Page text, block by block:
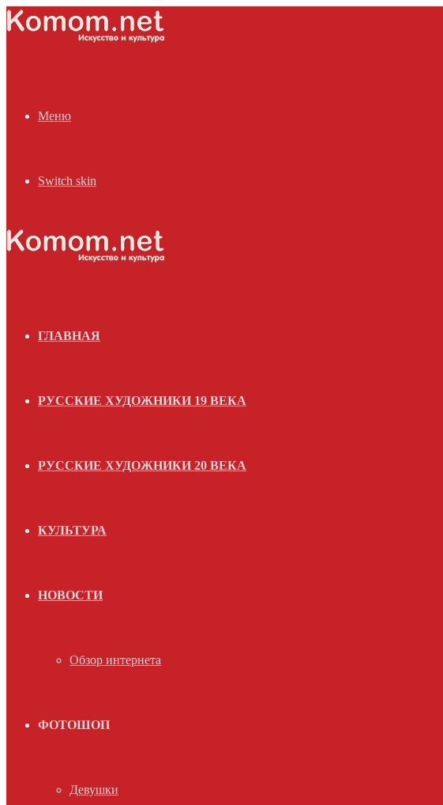
Меню
Switch skin
ГЛАВНАЯ
РУССКИЕ ХУДОЖНИКИ 19 ВЕКА
РУССКИЕ ХУДОЖНИКИ 20 ВЕКА
КУЛЬТУРА
НОВОСТИ
Обзор интернета
ФОТОШОП
Девушки